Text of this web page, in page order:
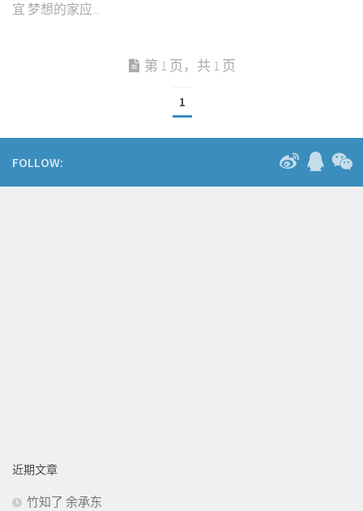
宜 梦想的家应...
第 1 页，共 1 页
1
FOLLOW:
近期文章
竹知了 余承东